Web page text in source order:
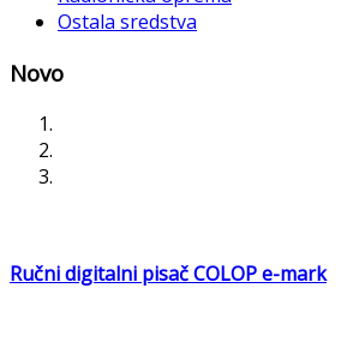
Ostala sredstva
Novo
Ručni digitalni pisač COLOP e-mark